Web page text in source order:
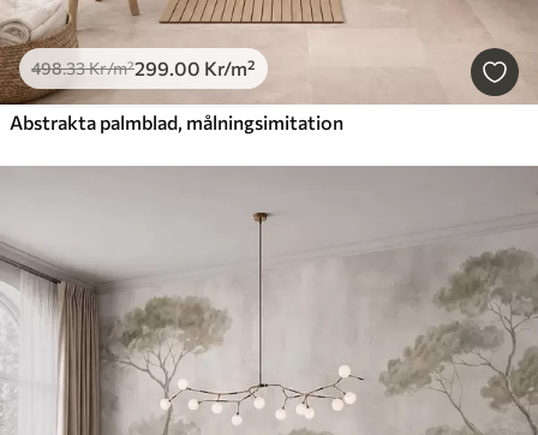
498.33Kr/m²299.00 Kr/m²
Abstrakta palmblad, målningsimitation